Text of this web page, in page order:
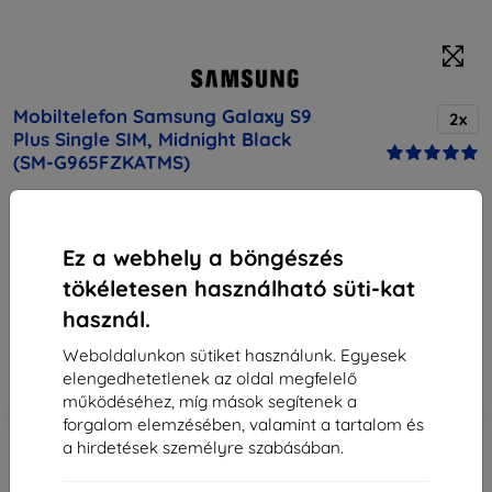
Ez a webhely a böngészés
tökéletesen használható süti-kat
használ.
Weboldalunkon sütiket használunk. Egyesek
elengedhetetlenek az oldal megfelelő
működéséhez, míg mások segítenek a
forgalom elemzésében, valamint a tartalom és
a hirdetések személyre szabásában.
Mobiltelefon Samsung Galaxy S9
Plus Single SIM, Midnight Black
(SM-G965FZKATMS)
2x
Vegső ár
195 390 Ft
175 851 Ft
-10% Kedvezmény kuponnalEXTRA10 Kosárba